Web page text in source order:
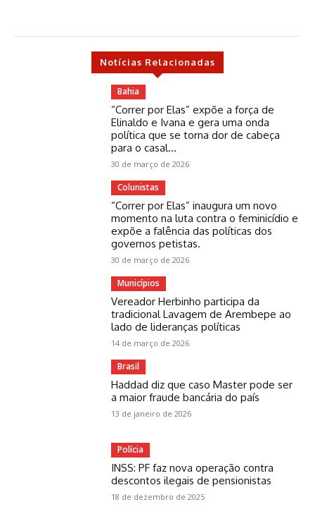
Notícias Relacionadas
Bahia
“Correr por Elas” expõe a força de
Elinaldo e Ivana e gera uma onda
política que se torna dor de cabeça
para o casal...
30 de março de 2026
Colunistas
“Correr por Elas” inaugura um novo
momento na luta contra o feminicídio e
expõe a falência das políticas dos
governos petistas.
30 de março de 2026
Municípios
Vereador Herbinho participa da
tradicional Lavagem de Arembepe ao
lado de lideranças políticas
14 de março de 2026
Brasil
Haddad diz que caso Master pode ser
a maior fraude bancária do país
13 de janeiro de 2026
Polícia
INSS: PF faz nova operação contra
descontos ilegais de pensionistas
18 de dezembro de 2025